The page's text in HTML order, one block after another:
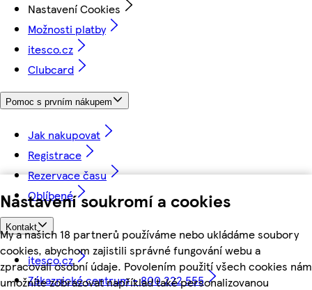
Nastavení soukromí a cookies
My a našich 18 partnerů používáme nebo ukládáme soubory
cookies, abychom zajistili správné fungování webu a
zpracovali osobní údaje. Povolením použití všech cookies nám
umožníte zobrazovat například také personalizovanou
Nastavení Cookies
Možnosti platby
itesco.cz
Clubcard
Pomoc s prvním nákupem
Jak nakupovat
Registrace
Rezervace času
Oblíbené
Kontakt
itesco.cz
Zákaznické centrum - 800 222 555